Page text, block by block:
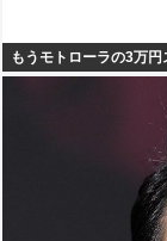
もうモトローラの3万